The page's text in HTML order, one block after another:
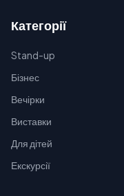
Категорії
Stand-up
Бізнес
Вечірки
Виставки
Для дітей
Екскурсії